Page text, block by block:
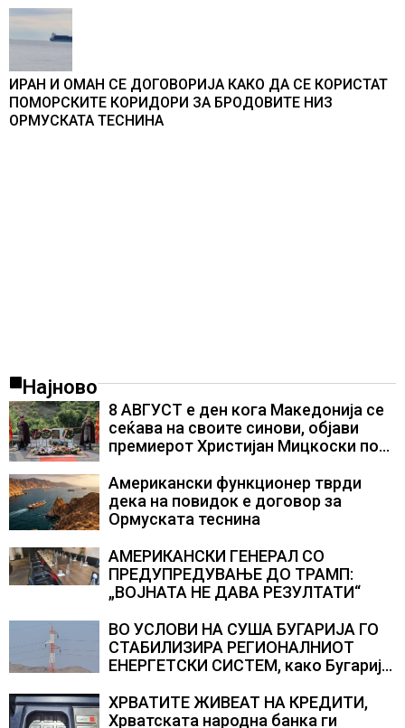
ИРАН И ОМАН СЕ ДОГОВОРИЈА КАКО ДА СЕ КОРИСТАТ
ПОМОРСКИТЕ КОРИДОРИ ЗА БРОДОВИТЕ НИЗ
ОРМУСКАТА ТЕСНИНА
Најново
8 АВГУСТ е ден кога Македонија се
сеќава на своите синови, објави
премиерот Христијан Мицкоски по
загинувањето на десетмината
прилепски бранители
Американски функционер тврди
дека на повидок е договор за
Ормуската теснина
АМЕРИКАНСКИ ГЕНЕРАЛ СО
ПРЕДУПРЕДУВАЊЕ ДО ТРАМП:
„ВОЈНАТА НЕ ДАВА РЕЗУЛТАТИ“
ВО УСЛОВИ НА СУША БУГАРИЈА ГО
СТАБИЛИЗИРА РЕГИОНАЛНИОТ
ЕНЕРГЕТСКИ СИСТЕМ, како Бугарија
складирање на енергија од батерии
ХРВАТИТЕ ЖИВЕАТ НА КРЕДИТИ,
Хрватската народна банка ги